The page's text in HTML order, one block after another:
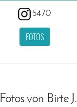
5470
FOTOS
Fotos von Birte J.